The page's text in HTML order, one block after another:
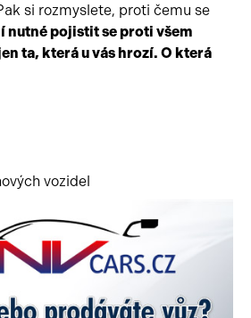
si rozmyslete, proti čemu se
nutné pojistit se proti všem
ta, která u vás hrozí. O která
vozidel